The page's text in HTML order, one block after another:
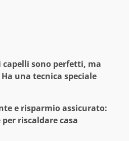
capelli sono perfetti, ma
una tecnica speciale
e risparmio assicurato:
riscaldare casa